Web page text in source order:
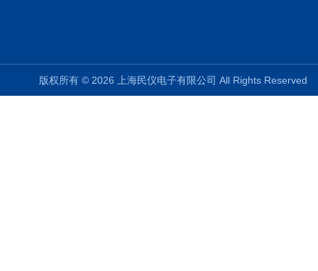
版权所有 © 2026 上海民仪电子有限公司 All Rights